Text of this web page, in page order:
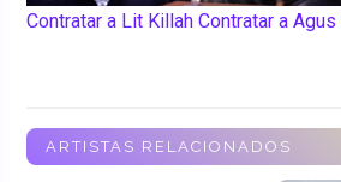
Contratar a Lit Killah Contratar a
ARTISTAS RELACIONADOS